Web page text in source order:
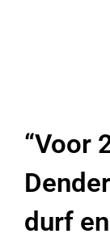
“Voor
durf